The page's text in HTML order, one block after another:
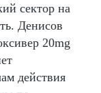
сектор на
Денисов
20mg
действия